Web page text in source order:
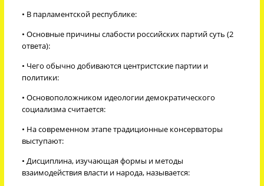
• В парламентской республике:
• Основные причины слабости российских партий суть (2
ответа):
• Чего обычно добиваются центристские партии и
политики:
• Основоположником идеологии демократического
социализма считается:
• На современном этапе традиционные консерваторы
выступают:
• Дисциплина, изучающая формы и методы
взаимодействия власти и народа, называется: